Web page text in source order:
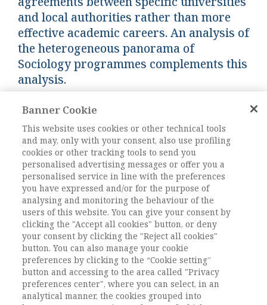
and local authorities rather than more
effective academic careers. An analysis of
the heterogeneous panorama of
Sociology programmes complements this
analysis.
Keywords:Corsi di laurea in sociologia,
Iscrizioni, Laureati, Decrescita, Riforma,
Sociology degree courses, Enrolment,
Graduates, Degrowth, Reform
DOI:10.1485/AIS_2/2013_FOCUS_1
Pagine65-82
L'ACCESSO A QUESTO
CONTENUTO E' RISERVATO AGLI
UTENTI ABBONATI
Sei abbonato?ESEGUI L'ACCESSOoppure
Banner Cookie
This website uses cookies or other technical tools
and may, only with your consent, also use profiling
cookies or other tracking tools to send you
personalised advertising messages or offer you a
personalised service in line with the preferences
you have expressed and/or for the purpose of
analysing and monitoring the behaviour of the
users of this website. You can give your consent by
clicking the "Accept all cookies" button, or deny
your consent by clicking the "Reject all cookies"
button. You can also manage your cookie
preferences by clicking to the “Cookie setting”
button and accessing to the area called "Privacy
preferences center", where you can select, in an
analytical manner, the cookies grouped into